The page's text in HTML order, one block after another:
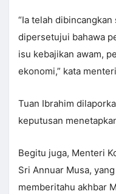
“Ia telah
dipersetujui bahawa
isu kebajikan awam,
ekonomi,” kata
Tuan Ibrahim
keputusan
Begitu juga, Menteri
Sri Annuar Musa,
memberitahu akhbar